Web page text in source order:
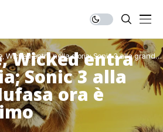
Wicked entra nella storia; Sonic 3 alla grande,
è lanciatissimo
Wicked entra
Sonic 3 alla
ora è